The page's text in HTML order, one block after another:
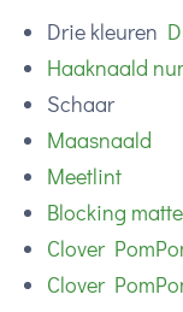
Drie kleuren
Haaknaald
Schaar
Maasnaald
Meetlint
Blocking
Clover
Clover